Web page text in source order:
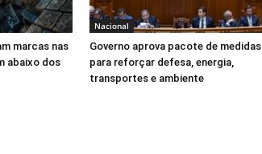
marcas nas
abaixo dos
Nacional
Governo aprova pacote de medidas
para reforçar defesa, energia,
transportes e ambiente